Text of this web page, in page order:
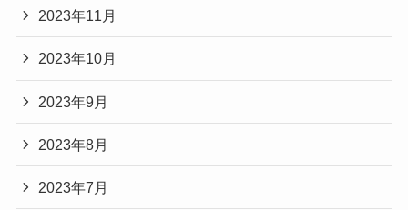
2023年11月
2023年10月
2023年9月
2023年8月
2023年7月